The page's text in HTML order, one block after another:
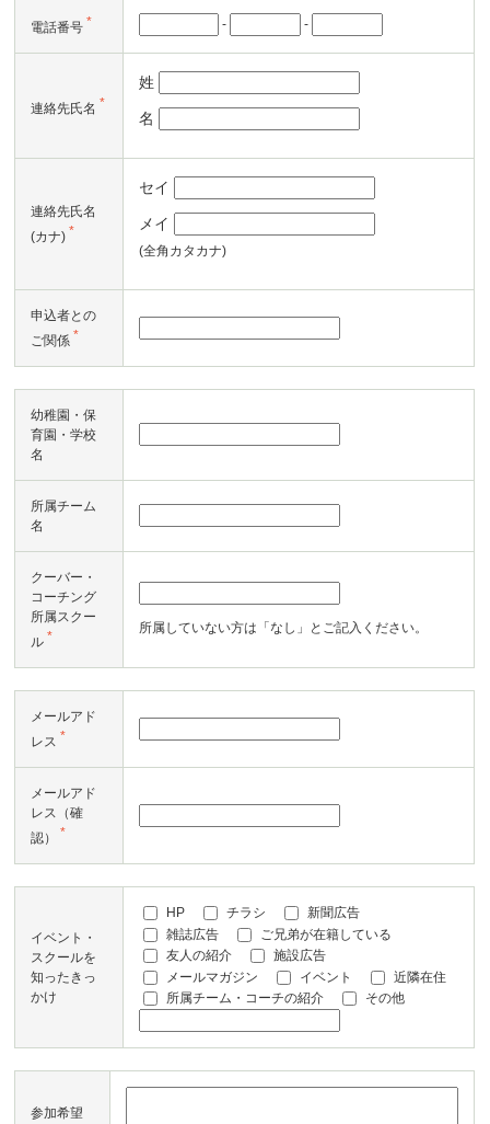
電話番号 * - -
連絡先氏名 *
姓
名
連絡先氏名
(カナ) *
セイ
メイ
(全角カタカナ)
申込者との
ご関係 *
幼稚園・保
育園・学校
名
所属チーム
名
クーバー・
コーチング
所属スクー
ル *
所属していない方は「なし」とご記入ください。
メールアド
レス *
メールアド
レス（確
認） *
イベント・
スクールを
知ったきっ
かけ
HP チラシ
新聞広告
雑誌広告
ご兄弟が在籍している
友人の紹介
施設広告
メールマガジン
イベント
近隣在住
所属チーム・コーチの紹介
その他
参加希望